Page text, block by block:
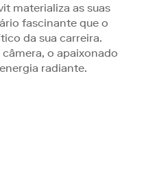
materializa as suas
fascinante que o
da sua carreira.
o apaixonado
radiante.